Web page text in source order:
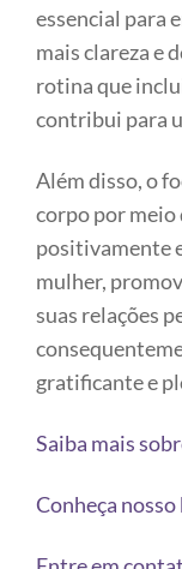
essencial para
mais clareza e
rotina que
contribui para
Além disso, o
corpo por meio
positivamente
mulher,
suas relações
gratificante e
Saiba mais
Conheça